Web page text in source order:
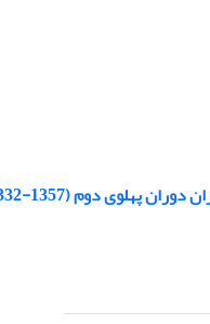
دوم (1357-1332ش.)